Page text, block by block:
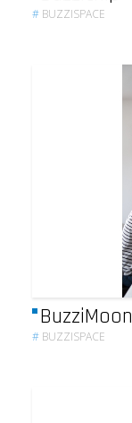
# BUZZISPACE
BuzziMoon
# BUZZISPACE